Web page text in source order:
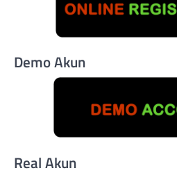
Demo Akun
Real Akun